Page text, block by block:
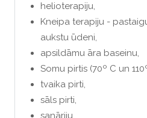
helioterapiju,
Kneipa terapiju -
aukstu ūdeni,
apsildāmu āra baseinu,
Somu pirtis (70º C un
tvaika pirti,
sāls pirti,